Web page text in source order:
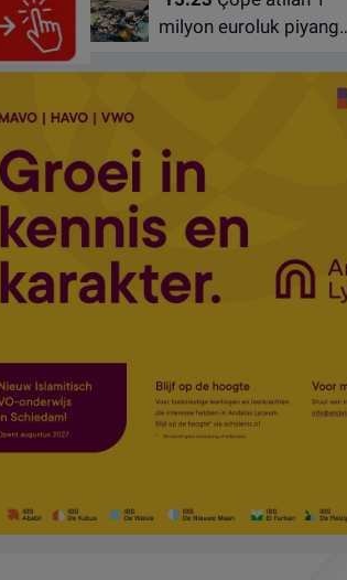
milyon euroluk